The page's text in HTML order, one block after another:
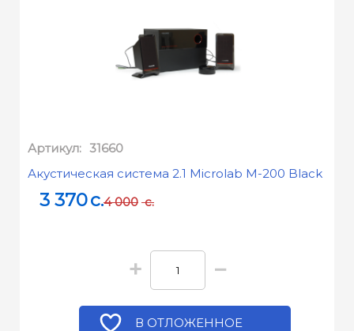
Артикул: 31660
Акустическая система 2.1 Microlab M-200 Black
3 370c.4 000 c.
+ −
В ОТЛОЖЕННОЕ